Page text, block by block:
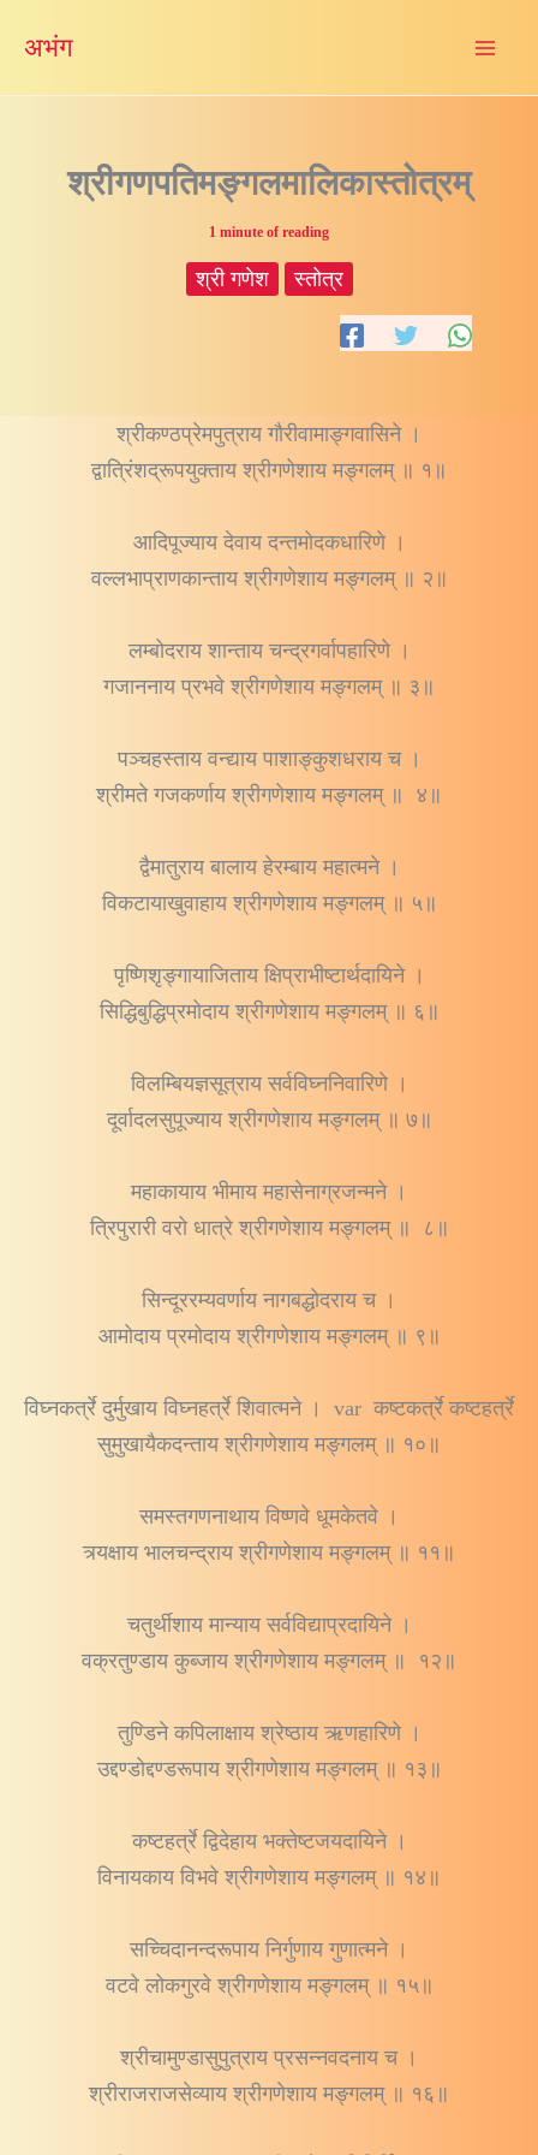
content
अभंग
श्रीगणपतिमङ्गलमालिकास्तोत्रम्
1 minute of reading
श्री गणेश स्तोत्र
श्रीकण्ठप्रेमपुत्राय गौरीवामाङ्गवासिने ।
द्वात्रिंशद्रूपयुक्ताय श्रीगणेशाय मङ्गलम् ॥ १॥
आदिपूज्याय देवाय दन्तमोदकधारिणे ।
वल्लभाप्राणकान्ताय श्रीगणेशाय मङ्गलम् ॥ २॥
लम्बोदराय शान्ताय चन्द्रगर्वापहारिणे ।
गजाननाय प्रभवे श्रीगणेशाय मङ्गलम् ॥ ३॥
पञ्चहस्ताय वन्द्याय पाशाङ्कुशधराय च ।
श्रीमते गजकर्णाय श्रीगणेशाय मङ्गलम् ॥ ४॥
द्वैमातुराय बालाय हेरम्बाय महात्मने ।
विकटायाखुवाहाय श्रीगणेशाय मङ्गलम् ॥ ५॥
पृष्णिशृङ्गायाजिताय क्षिप्राभीष्टार्थदायिने ।
सिद्धिबुद्धिप्रमोदाय श्रीगणेशाय मङ्गलम् ॥ ६॥
विलम्बियज्ञसूत्राय सर्वविघ्ननिवारिणे ।
दूर्वादलसुपूज्याय श्रीगणेशाय मङ्गलम् ॥ ७॥
महाकायाय भीमाय महासेनाग्रजन्मने ।
त्रिपुरारी वरो धात्रे श्रीगणेशाय मङ्गलम् ॥ ८॥
सिन्दूररम्यवर्णाय नागबद्धोदराय च ।
आमोदाय प्रमोदाय श्रीगणेशाय मङ्गलम् ॥ ९॥
विघ्नकर्त्रे दुर्मुखाय विघ्नहर्त्रे शिवात्मने । var कष्टकर्त्रे कष्टहर्त्रे
सुमुखायैकदन्ताय श्रीगणेशाय मङ्गलम् ॥ १०॥
समस्तगणनाथाय विष्णवे धूमकेतवे ।
त्र्यक्षाय भालचन्द्राय श्रीगणेशाय मङ्गलम् ॥ ११॥
चतुर्थीशाय मान्याय सर्वविद्याप्रदायिने ।
वक्रतुण्डाय कुब्जाय श्रीगणेशाय मङ्गलम् ॥ १२॥
तुण्डिने कपिलाक्षाय श्रेष्ठाय ऋणहारिणे ।
उद्दण्डोद्दण्डरूपाय श्रीगणेशाय मङ्गलम् ॥ १३॥
कष्टहर्त्रे द्विदेहाय भक्तेष्टजयदायिने ।
विनायकाय विभवे श्रीगणेशाय मङ्गलम् ॥ १४॥
सच्चिदानन्दरूपाय निर्गुणाय गुणात्मने ।
वटवे लोकगुरवे श्रीगणेशाय मङ्गलम् ॥ १५॥
श्रीचामुण्डासुपुत्राय प्रसन्नवदनाय च ।
श्रीराजराजसेव्याय श्रीगणेशाय मङ्गलम् ॥ १६॥